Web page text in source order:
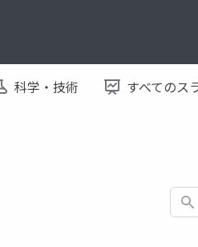
科学・技術 すべてのス
検索